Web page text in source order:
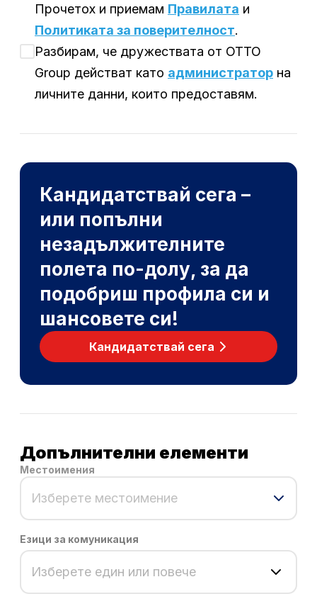
Прочетох и приемам Правилата и
Политиката за поверителност.
Разбирам, че дружествата от OTTO
Group действат като администратор на
личните данни, които предоставям.
Кандидатствай сега –
или попълни
незадължителните
полета по-долу, за да
подобриш профила си и
шансовете си!
Кандидатствай сега
Допълнителни елементи
Местоимения
Изберете местоимение
Езици за комуникация
Изберете един или повече